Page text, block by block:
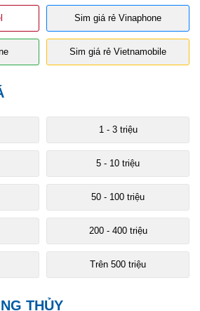
Sim giá rẻ Vinaphone
Sim giá rẻ Vietnamobile
1 - 3 triệu
5 - 10 triệu
50 - 100 triệu
200 - 400 triệu
Trên 500 triệu
THỦY